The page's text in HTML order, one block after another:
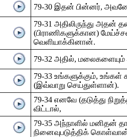
79-30 இதன் பின்னர், அவனே
79-31 அதிலிருந்து
(பிராணிகளுக்கான)
வெளியாக்கினான்.
79-32 அதில்,
79-33 உங்களுக்கும்,
(இவ்வாறு செய்துள்ளான்).
79-34 எனவே (தடுத்து
விட்டால்,
79-35 அந்நாளில் மனிதன்
நினைவுபடுத்திக்